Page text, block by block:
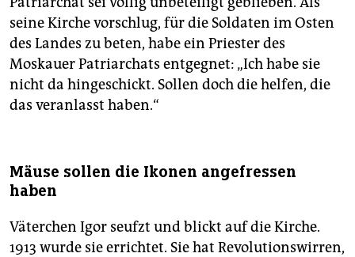
seine Kirche vorschlug, für die Soldaten im Osten
des Landes zu beten, habe ein Priester des
Moskauer Patriarchats entgegnet: „Ich habe sie
nicht da hingeschickt. Sollen doch die helfen, die
das veranlasst haben.“
Mäuse sollen die Ikonen angefressen
haben
Väterchen Igor seufzt und blickt auf die Kirche.
1913 wurde sie errichtet. Sie hat Revolutionswirren,